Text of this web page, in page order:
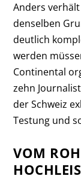
Anders
denselben
deutlich
werden
Continental
zehn
der Schweiz
Testung und
VOM